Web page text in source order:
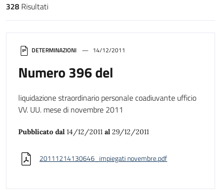
Risultati di ricerca
328 Risultati
DETERMINAZIONI 14/12/2011
Numero 396 del
liquidazione straordinario personale coadiuvante ufficio
VV. UU. mese di novembre 2011
Pubblicato dal 14/12/2011 al 29/12/2011
20111214130646_impiegati novembre.pdf